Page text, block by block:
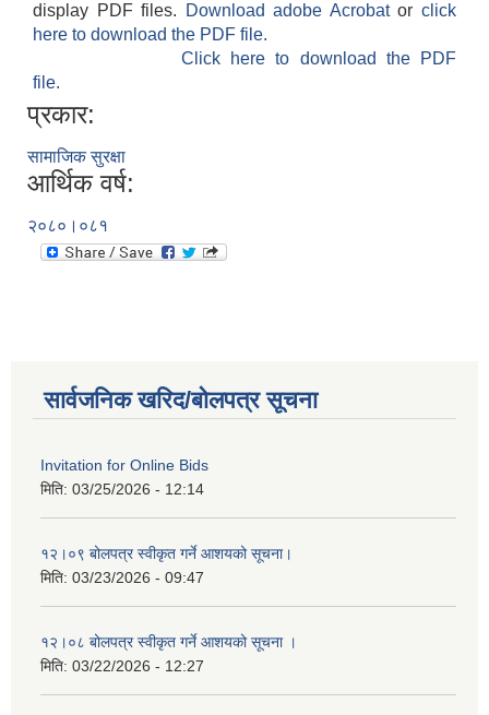
display PDF files.
Download adobe Acrobatorclick
here to download the PDF file.
Click here to download the PDF
file.
प्रकार:
सामाजिक सुरक्षा
आर्थिक वर्ष:
२०८०।०८१
सार्वजनिक खरिद/बोलपत्र सूचना
Invitation for Online Bids
मिति: 03/25/2026 - 12:14
१२।०९ बोलपत्र स्वीकृत गर्ने आशयको सूचना।
मिति: 03/23/2026 - 09:47
१२।०८ बोलपत्र स्वीकृत गर्ने आशयको सूचना ।
मिति: 03/22/2026 - 12:27